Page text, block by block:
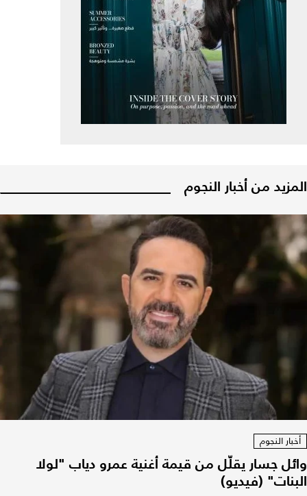
المزيد من أخبار النجوم
أخبار النجوم
وائل جسار يقلّل من قيمة أغنية عمرو دياب "لولا
البنات" (فيديو)